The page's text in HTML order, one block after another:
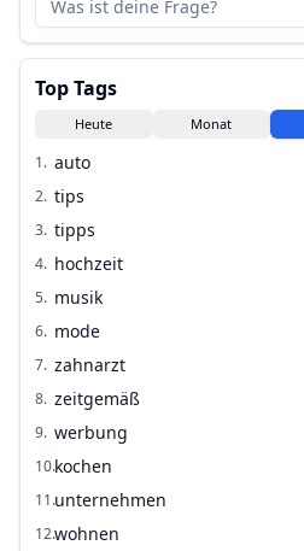
Top Tags
Heute Monat
1. auto
2. tips
3. tipps
4. hochzeit
5. musik
6. mode
7. zahnarzt
8. zeitgemäß
9. werbung
10.kochen
11.unternehmen
12.wohnen